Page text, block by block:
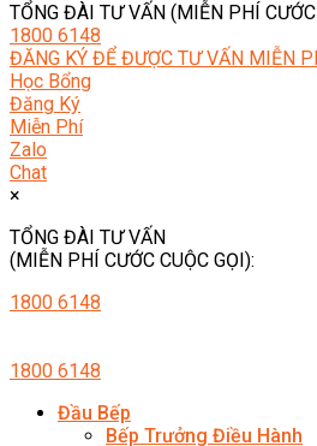
TỔNG ĐÀI TƯ VẤN (MIỄN PHÍ CƯỚC
1800 6148
ĐĂNG KÝ ĐỂ ĐƯỢC TƯ VẤN MIỄN
Học Bổng
Đăng Ký
Miễn Phí
Zalo
Chat
×
TỔNG ĐÀI TƯ VẤN
(MIỄN PHÍ CƯỚC CUỘC GỌI):
1800 6148
1800 6148
Đầu Bếp
Bếp Trưởng Điều Hành